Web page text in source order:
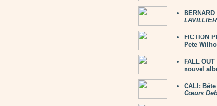
FICTION
Pete
FALL
nouvel
CALI:
Cœurs